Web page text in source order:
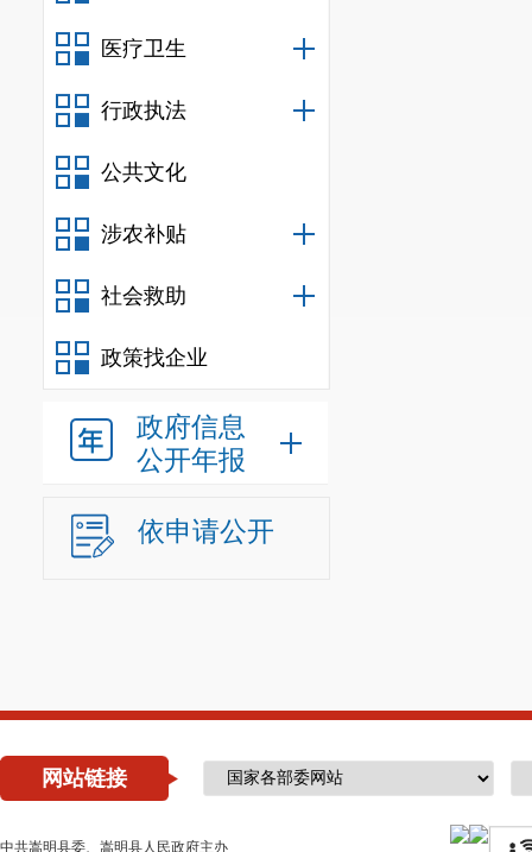
医疗卫生
行政执法
公共文化
涉农补贴
社会救助
政策找企业
政府信息
公开年报
依申请公开
网站链接
中共嵩明县委、嵩明县人民政府主办